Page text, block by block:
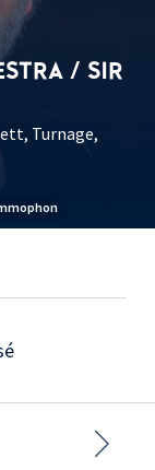
/ SIR
Turnage,